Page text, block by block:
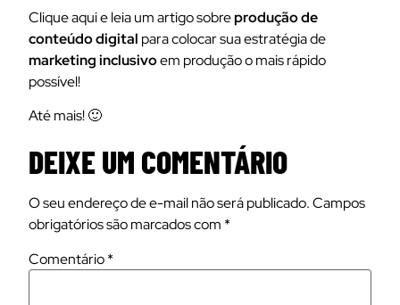
Clique aqui e leia um artigo sobreprodução de
conteúdo digital para colocar sua estratégia de
marketing inclusivoem produção o mais rápido
possível!
Até mais! 🙂
DEIXE UM COMENTÁRIO
O seu endereço de e-mail não será publicado. Campos
obrigatórios são marcados com *
Comentário*